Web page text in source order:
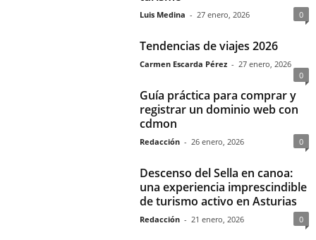
Luis Medina - 27 enero, 2026 0
Tendencias de viajes 2026
Carmen Escarda Pérez - 27 enero, 2026
0
Guía práctica para comprar y
registrar un dominio web con
cdmon
Redacción - 26 enero, 2026 0
Descenso del Sella en canoa:
una experiencia imprescindible
de turismo activo en Asturias
Redacción - 21 enero, 2026 0